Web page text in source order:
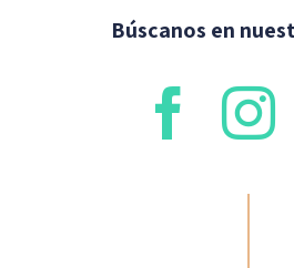
Búscanos en